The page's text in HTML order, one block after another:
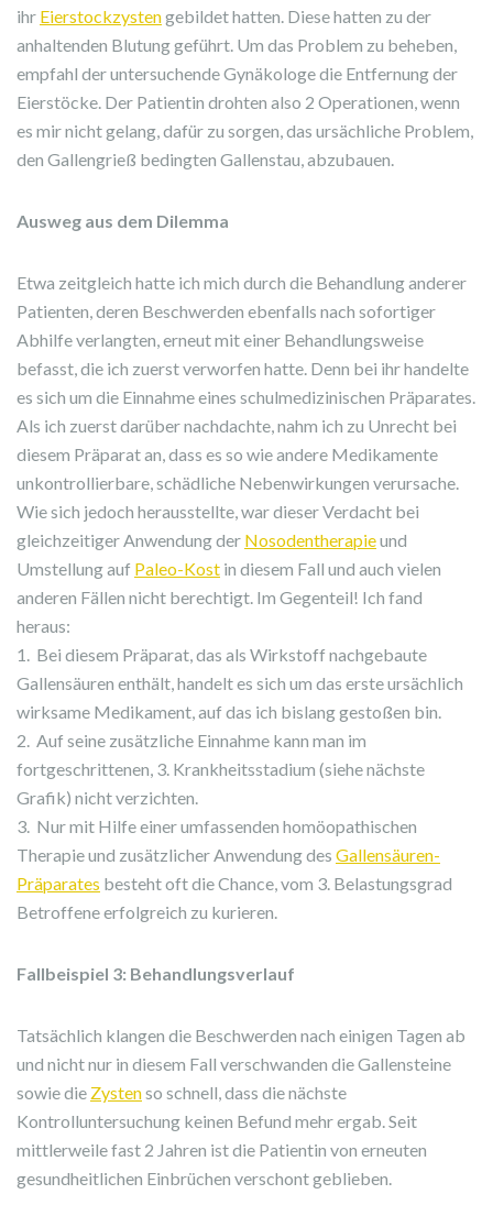
ihr Eierstockzystengebildet hatten. Diese hatten zu der
anhaltenden Blutung geführt. Um das Problem zu beheben,
empfahl der untersuchende Gynäkologe die Entfernung der
Eierstöcke. Der Patientin drohten also 2 Operationen, wenn
es mir nicht gelang, dafür zu sorgen, das ursächliche Problem,
den Gallengrieß bedingten Gallenstau, abzubauen.
Ausweg aus dem Dilemma
Etwa zeitgleich hatte ich mich durch die Behandlung anderer
Patienten, deren Beschwerden ebenfalls nach sofortiger
Abhilfe verlangten, erneut mit einer Behandlungsweise
befasst, die ich zuerst verworfen hatte. Denn bei ihr handelte
es sich um die Einnahme eines schulmedizinischen Präparates.
Als ich zuerst darüber nachdachte, nahm ich zu Unrecht bei
diesem Präparat an, dass es so wie andere Medikamente
unkontrollierbare, schädliche Nebenwirkungen verursache.
Wie sich jedoch herausstellte, war dieser Verdacht bei
gleichzeitiger Anwendung der Nosodentherapieund
Umstellung auf Paleo-Kost in diesem Fall und auch vielen
anderen Fällen nicht berechtigt. Im Gegenteil! Ich fand
heraus:
1. Bei diesem Präparat, das als Wirkstoff nachgebaute
Gallensäuren enthält, handelt es sich um das erste ursächlich
wirksame Medikament, auf das ich bislang gestoßen bin.
2. Auf seine zusätzliche Einnahme kann man im
fortgeschrittenen, 3. Krankheitsstadium (siehe nächste
Grafik) nicht verzichten.
3. Nur mit Hilfe einer umfassenden homöopathischen
Therapie und zusätzlicher Anwendung des Gallensäuren-
Präparates besteht oft die Chance, vom 3. Belastungsgrad
Betroffene erfolgreich zu kurieren.
Fallbeispiel 3: Behandlungsverlauf
Tatsächlich klangen die Beschwerden nach einigen Tagen ab
und nicht nur in diesem Fall verschwanden die Gallensteine
sowie die Zystenso schnell, dass die nächste
Kontrolluntersuchung keinen Befund mehr ergab. Seit
mittlerweile fast 2 Jahren ist die Patientin von erneuten
gesundheitlichen Einbrüchen verschont geblieben.